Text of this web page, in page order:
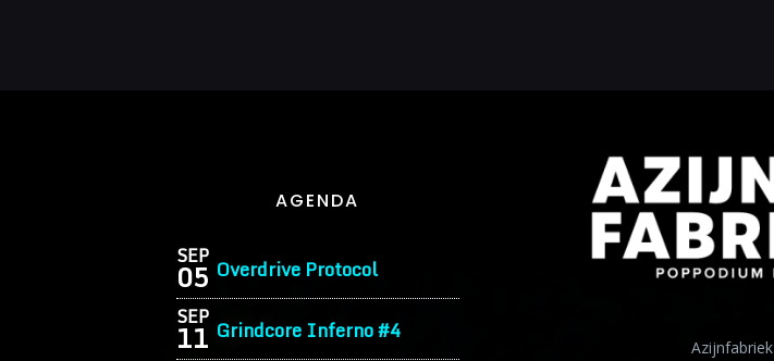
AGENDA
SEP
05 Overdrive Protocol
SEP
11 Grindcore Inferno #4
Azijnfabriek